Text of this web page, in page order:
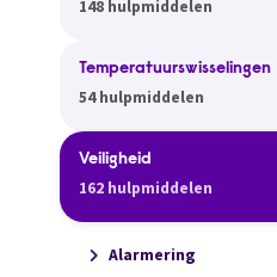
148 hulpmiddelen
Temperatuurswisselingen
54 hulpmiddelen
Veiligheid
162 hulpmiddelen
Alarmering